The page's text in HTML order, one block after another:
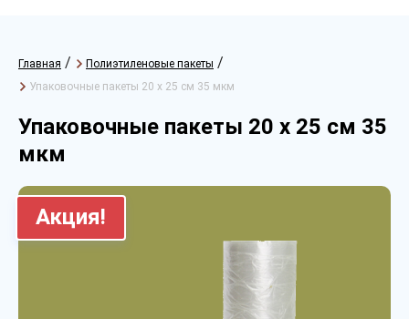
Главная / Полиэтиленовые пакеты /
Упаковочные пакеты 20 х 25 см 35 мкм
Упаковочные пакеты 20 х 25 см 35
мкм
Акция!